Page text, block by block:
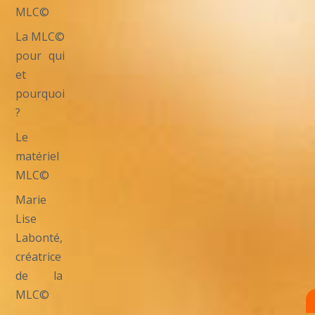
MLC©
La MLC©
pour qui
et
pourquoi
?
Le
matériel
MLC©
Marie
Lise
Labonté,
créatrice
de la
MLC©